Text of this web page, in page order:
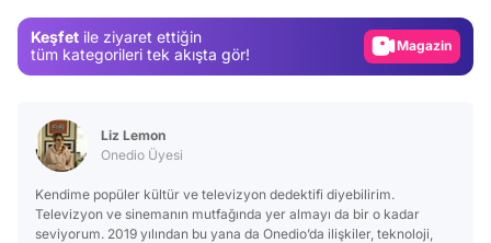
Keşfet ile ziyaret ettiğin
tüm kategorileri tek akışta gör!
Video
Liz Lemon
Onedio Üyesi
Kendime popüler kültür ve televizyon dedektifi diyebilirim.
Televizyon ve sinemanın mutfağında yer almayı da bir o kadar
seviyorum. 2019 yılından bu yana da Onedio’da ilişkiler, teknoloji,